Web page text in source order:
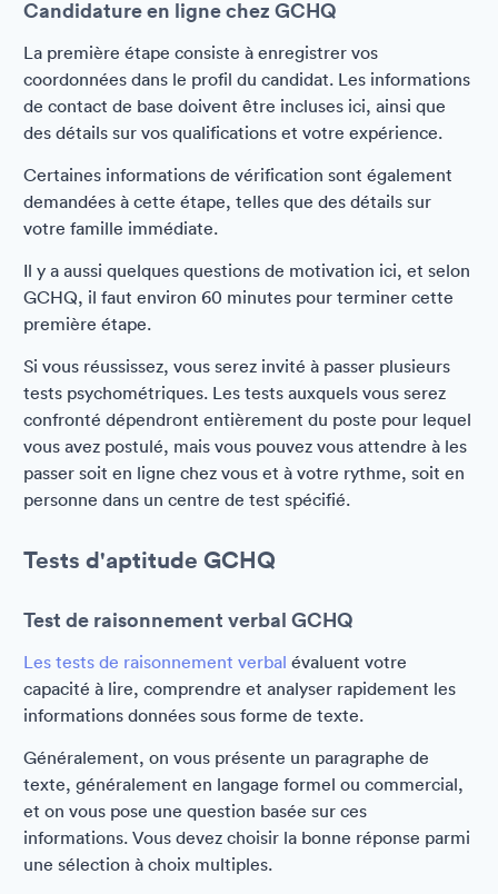
Candidature en ligne chez GCHQ
La première étape consiste à enregistrer vos
coordonnées dans le profil du candidat. Les informations
de contact de base doivent être incluses ici, ainsi que
des détails sur vos qualifications et votre expérience.
Certaines informations de vérification sont également
demandées à cette étape, telles que des détails sur
votre famille immédiate.
Il y a aussi quelques questions de motivation ici, et selon
GCHQ, il faut environ 60 minutes pour terminer cette
première étape.
Si vous réussissez, vous serez invité à passer plusieurs
tests psychométriques. Les tests auxquels vous serez
confronté dépendront entièrement du poste pour lequel
vous avez postulé, mais vous pouvez vous attendre à les
passer soit en ligne chez vous et à votre rythme, soit en
personne dans un centre de test spécifié.
Tests d'aptitude GCHQ
Test de raisonnement verbal GCHQ
Les tests de raisonnement verbal évaluent votre
capacité à lire, comprendre et analyser rapidement les
informations données sous forme de texte.
Généralement, on vous présente un paragraphe de
texte, généralement en langage formel ou commercial,
et on vous pose une question basée sur ces
informations. Vous devez choisir la bonne réponse parmi
une sélection à choix multiples.